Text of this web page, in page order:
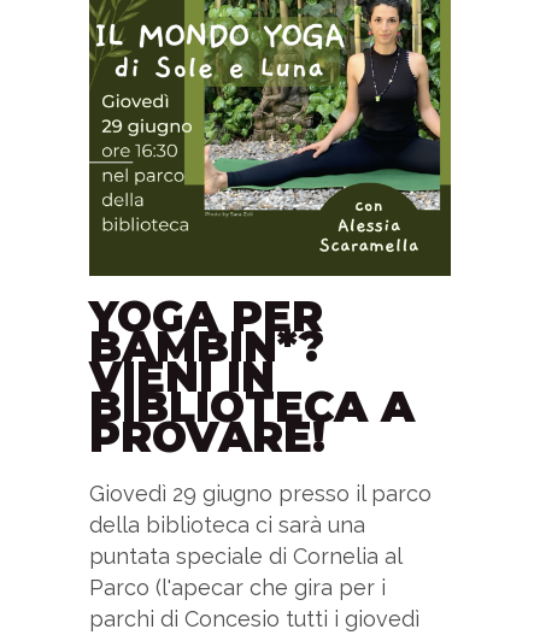
YOGA PER
BAMBIN*?
VIENI IN
BIBLIOTECA A
PROVARE!
Giovedì 29 giugno presso il parco
della biblioteca ci sarà una
puntata speciale di Cornelia al
Parco (l'apecar che gira per i
parchi di Concesio tutti i giovedì